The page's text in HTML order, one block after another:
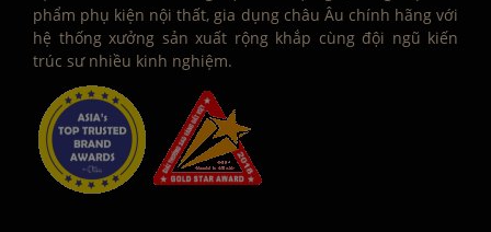
phẩm phụ kiện nội thất, gia dụng châu Âu chính hãng với
hệ thống xưởng sản xuất rộng khắp cùng đội ngũ kiến
trúc sư nhiều kinh nghiệm.